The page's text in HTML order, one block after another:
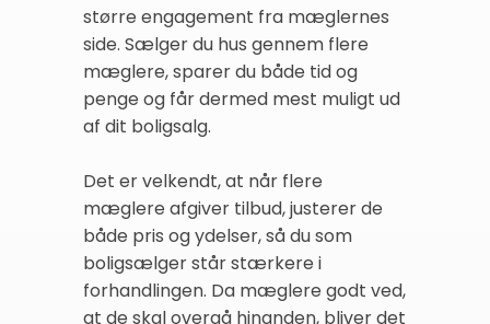
større engagement fra mæglernes
side. Sælger du hus gennem flere
mæglere, sparer du både tid og
penge og får dermed mest muligt ud
af dit boligsalg.
Det er velkendt, at når flere
mæglere afgiver tilbud, justerer de
både pris og ydelser, så du som
boligsælger står stærkere i
forhandlingen. Da mæglere godt ved,
at de skal overgå hinanden, bliver det